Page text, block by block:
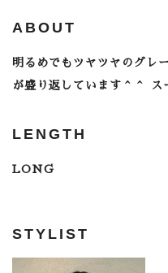
ABOUT
明るめでもツヤツヤのグレ
が盛り返しています＾＾ ス
LENGTH
LONG
STYLIST